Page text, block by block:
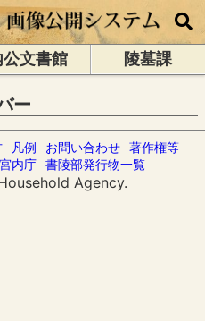
文書館 陵墓課
ー
凡例 お問い合わせ 著作権等
宮内庁 書陵部発行物一覧
Agency.